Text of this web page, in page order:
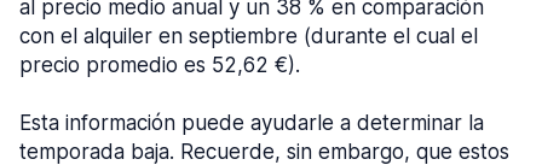
al precio medio anual y un 38 % en comparación
con el alquiler en septiembre (durante el cual el
precio promedio es 52,62 €).
Esta información puede ayudarle a determinar la
temporada baja. Recuerde, sin embargo, que estos